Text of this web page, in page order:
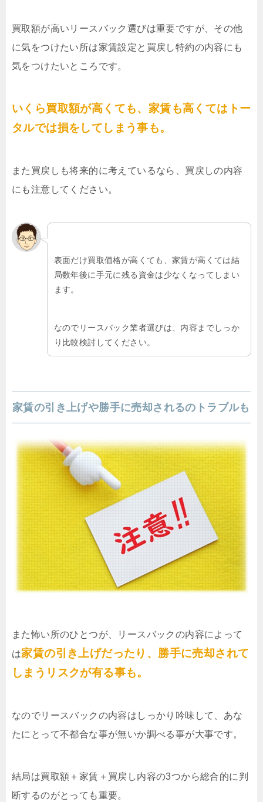
買取額が高いリースバック選びは重要ですが、その他
に気をつけたい所は家賃設定と買戻し特約の内容にも
気をつけたいところです。
いくら買取額が高くても、家賃も高くてはトー
タルでは損をしてしまう事も。
また買戻しも将来的に考えているなら、買戻しの内容
にも注意してください。
表面だけ買取価格が高くても、家賃が高くては結
局数年後に手元に残る資金は少なくなってしまい
ます。
なのでリースバック業者選びは、内容までしっか
り比較検討してください。
家賃の引き上げや勝手に売却されるのトラブルも
また怖い所のひとつが、リースバックの内容によって
は家賃の引き上げだったり、勝手に売却されて
しまうリスクが有る事も。
なのでリースバックの内容はしっかり吟味して、あな
たにとって不都合な事が無いか調べる事が大事です。
結局は買取額＋家賃＋買戻し内容の3つから総合的に判
断するのがとっても重要。